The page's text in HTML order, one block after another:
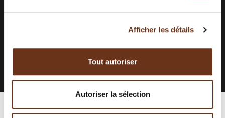
Afficher les détails
Tout autoriser
Autoriser la sélection
Chambres